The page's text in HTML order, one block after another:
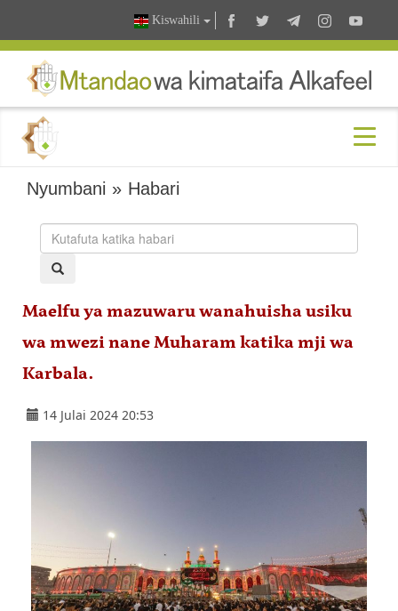
Kiswahili
Nyumbani » Habari
Maelfu ya mazuwaru wanahuisha usiku
wa mwezi nane Muharam katika mji wa
Karbala.
14 Julai 2024 20:53